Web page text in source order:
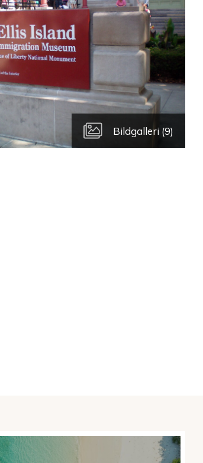
Bildgalleri (9)